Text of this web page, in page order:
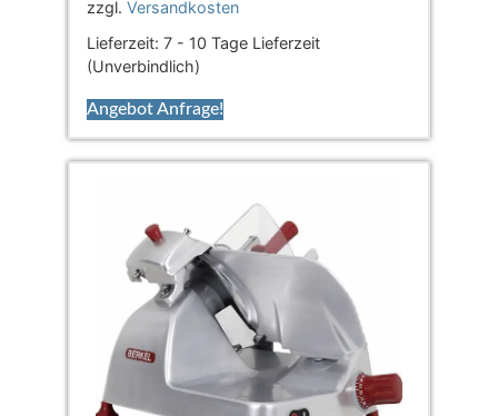
zzgl. Versandkosten
Lieferzeit: 7 - 10 Tage Lieferzeit
(Unverbindlich)
Angebot Anfrage!